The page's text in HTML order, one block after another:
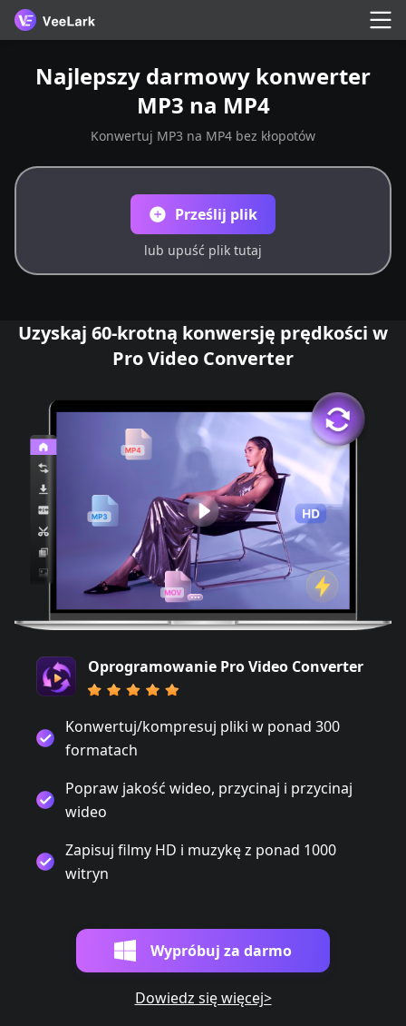
Najlepszy darmowy konwerter
MP3 na MP4
Konwertuj MP3 na MP4 bez kłopotów
Prześlij plik
lub upuść plik tutaj
Uzyskaj 60-krotną konwersję prędkości w
Pro Video Converter
Oprogramowanie Pro Video Converter
Konwertuj/kompresuj pliki w ponad 300
formatach
Popraw jakość wideo, przycinaj i przycinaj
wideo
Zapisuj filmy HD i muzykę z ponad 1000
witryn
Wypróbuj za darmo
Dowiedz się więcej>